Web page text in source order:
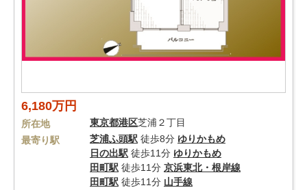
6,180万円
所在地 東京都港区芝浦２丁目
最寄り駅
芝浦ふ頭駅 徒歩8分 ゆりかもめ
日の出駅 徒歩11分 ゆりかもめ
田町駅 徒歩11分 京浜東北・根岸線
田町駅 徒歩11分 山手線